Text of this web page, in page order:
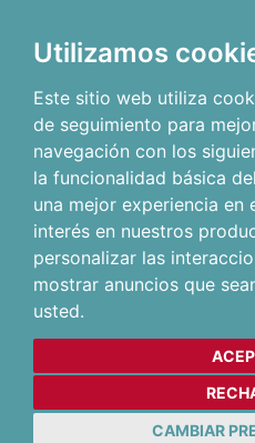
Utilizamos
Este sitio web utiliza
de seguimiento para
navegación con los
la funcionalidad básica
una mejor experiencia en
interés en nuestros
personalizar las
mostrar anuncios que
usted.
CAMBIAR